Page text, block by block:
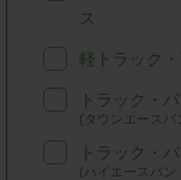
ス
軽トラック
トラック・
(タウンエースバ
トラック・
(ハイエースバン